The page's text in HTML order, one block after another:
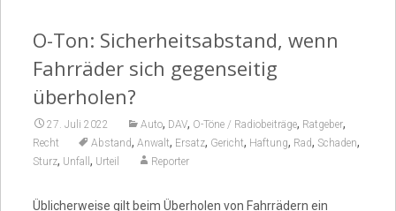
O-Ton: Sicherheitsabstand, wenn
Fahrräder sich gegenseitig
überholen?
27. Juli 2022 Auto, DAV, O-Töne / Radiobeiträge, Ratgeber,
Recht Abstand, Anwalt, Ersatz, Gericht, Haftung, Rad, Schaden,
Sturz, Unfall , Urteil Reporter
Üblicherweise gilt beim Überholen von Fahrrädern ein